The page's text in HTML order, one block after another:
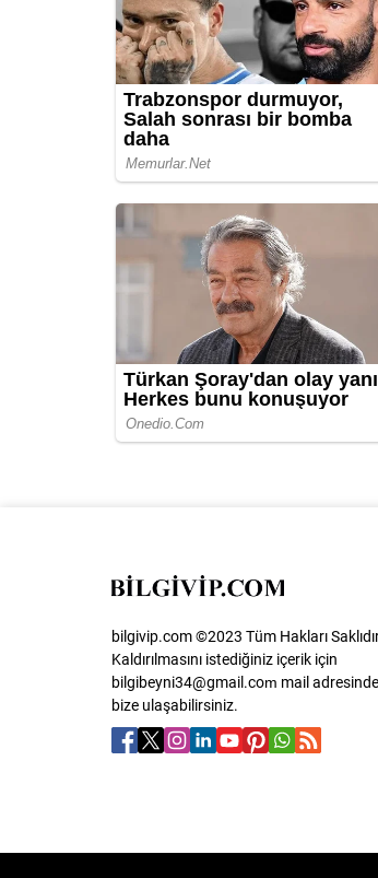
bilgivip.com ©2023 Tüm Hakları
Kaldırılmasını istediğiniz içerik için
bilgibeyni34@gmail.com mail
bize ulaşabilirsiniz.